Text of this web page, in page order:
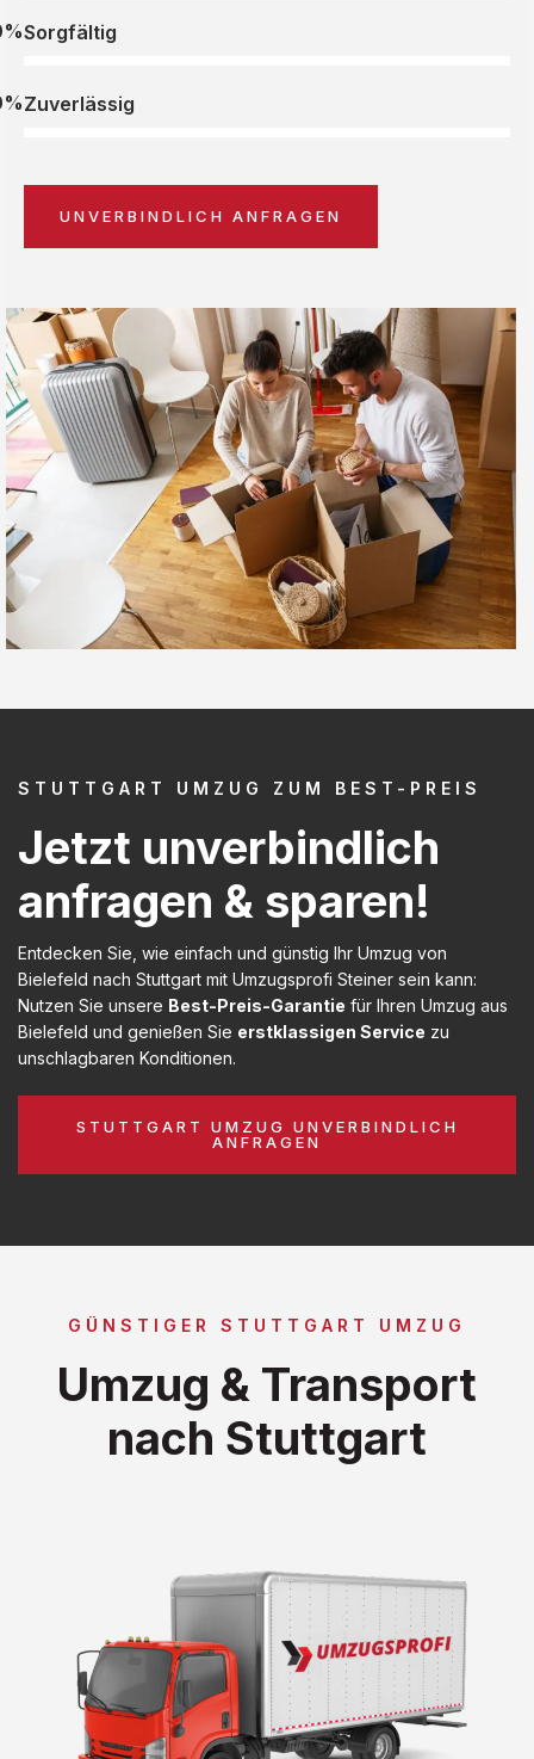
Sorgfältig
Zuverlässig
UNVERBINDLICH ANFRAGEN
STUTTGART UMZUG ZUM BEST-PREIS
Jetzt unverbindlich
anfragen & sparen!
Entdecken Sie, wie einfach und günstig Ihr Umzug von
Bielefeld nach Stuttgart mit Umzugsprofi Steiner sein kann:
Nutzen Sie unsere Best-Preis-Garantie für Ihren Umzug aus
Bielefeld und genießen Sie erstklassigen Service zu
unschlagbaren Konditionen.
STUTTGART UMZUG UNVERBINDLICH
ANFRAGEN
GÜNSTIGER STUTTGART UMZUG
Umzug & Transport
nach Stuttgart